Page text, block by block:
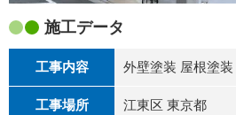
施工データ
工事内容 外壁塗装 屋根塗
工事場所 江東区 東京都